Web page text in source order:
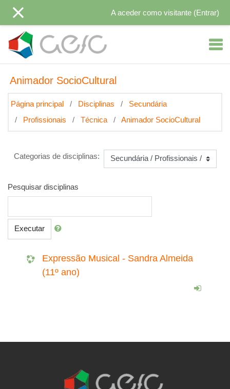
A aceder como visitante (Entrar)
Animador SocioCultural
Página principal Disciplinas
Secundária
Profissionais
Técnica Animador SocioCultural
Categorias de disciplinas:
Pesquisar disciplinas
Executar
Expressão Musical - Sandra Almeida
(11º ano)